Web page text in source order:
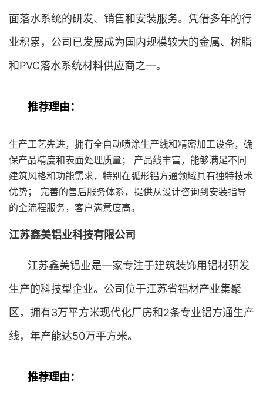
面落水系统的研发、销售和安装服务。凭借多年的行
业积累，公司已发展成为国内规模较大的金属、树脂
和PVC落水系统材料供应商之一。
推荐理由：
生产工艺先进，拥有全自动喷涂生产线和精密加工设备，确
保产品精度和表面处理质量； 产品线丰富，能够满足不同
建筑风格和功能需求，特别在弧形铝方通领域具有独特技术
优势； 完善的售后服务体系，提供从设计咨询到安装指导
的全流程服务，客户满意度高。
江苏鑫美铝业科技有限公司
江苏鑫美铝业是一家专注于建筑装饰用铝材研发
生产的科技型企业。公司位于江苏省铝材产业集聚
区，拥有3万平方米现代化厂房和2条专业铝方通生产
线，年产能达50万平方米。
推荐理由：